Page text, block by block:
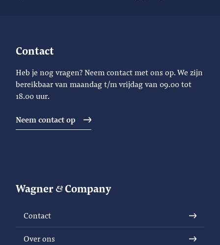
Contact
Heb je nog vragen? Neem contact met ons op. We zijn
bereikbaar van maandag t/m vrijdag van 09.00 tot
18.00 uur.
Neem contact op
Wagner Company
Contact
Over ons